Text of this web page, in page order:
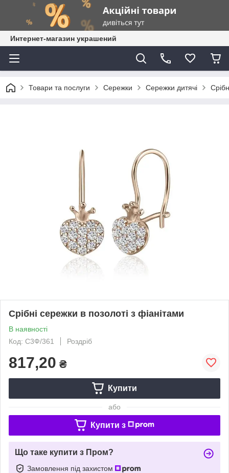
Интернет-магазин украшений
Товари та послуги Сережки Сережки дитячі
Срібні сережки в позолоті з фіанітами
В наявності
Код: С3Ф/361
Роздріб
817,20 ₴
Купити
або
Купити з
Що таке купити з Пром?
Замовлення під захистом